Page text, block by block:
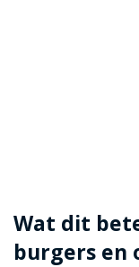
Wat dit
burgers en